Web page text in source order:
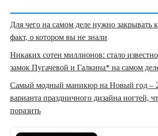
Для чего на самом деле нужно закрывать
факт, о котором вы не знали
Никаких сотен миллионов: стало
замок Пугачевой и Галкина* на самом
Самый модный маникюр на Новый год –
варианта праздничного дизайна ногтей,
поразить